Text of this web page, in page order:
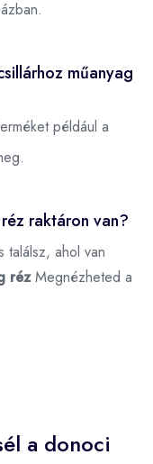
műanyag
például a
raktáron van?
találsz, ahol van
rézMegnézheted a
a donoci